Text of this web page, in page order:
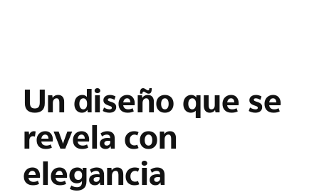
Un diseño que se
revela con
elegancia